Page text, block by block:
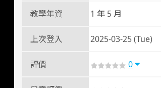
教學年資 1 年 5 月
上次登入 2025-03-25 (Tue)
評價 0